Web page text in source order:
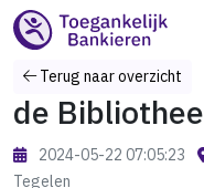
Terug naar overzicht
de
2024-05-22 07:05:23
Tegelen